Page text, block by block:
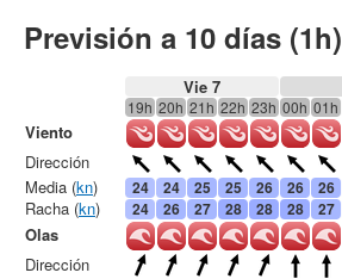
Previsión a 10 días (1h)
Vie 7
19h 20h 21h 22h 23h 00h 01h
24 24 25 25 26 26 26
24
26 27 28 28 28 27
Viento
Dirección
Media (kn)
Racha (kn)
Olas
Dirección